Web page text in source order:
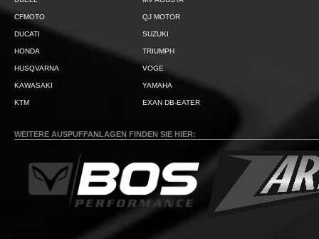
CFMOTO
DUCATI
HONDA
HUSQVARNA
KAWASAKI
KTM
QJ MOTOR
SUZUKI
TRIUMPH
VOGE
YAMAHA
EXAN DB-EATER
WEITERE AUSPUFFANLAGEN FINDEN SIE HIER: